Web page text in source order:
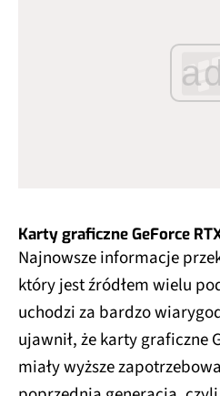
Karty graficzne GeForce
Najnowsze informacje
który jest źródłem wielu
uchodzi za bardzo
ujawnił, że karty graficzne
miały wyższe